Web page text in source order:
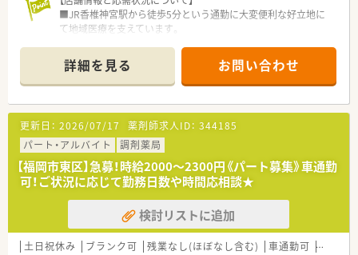
■キャリアアップに意欲的な方は若い方でも管理薬剤師、マネー
ジャー等への登用を積極的に行っています。
す。
■JR香椎神宮駅から徒歩5分という通勤に大変便利な好立地に
て地域医療を支えています。
から50枚ほど応需しています。
■基本は2名体制を維持して業務を行いますが瞬間的に薬剤師1
名体制になる場合もございます。
【募集背景と求める人物像について】
■パート薬剤師の転居に伴う退職が発生したため、欠員を補充す
べく新たな正社員を募集しています。
■調剤の経験をお持ちの方で、17時から18時の時間帯をカバー
できる方を求めています。
■夕方の時間帯に1人薬剤師としての対応が可能な方に、ぜひお
力添えをいただきたいです。
【法人特徴について】
■令和元年に設立された法人であり、福岡市東区において地域に
詳細を見る お問い合わせ
更新日： 2026/07/17 薬剤師求人ID： 344185
パート・アルバイト
調剤薬局
【福岡市東区】急募！時給2000～2300円《パート募集》車通勤
可！ご状況に応じて勤務日数や時間応相談★
検討リストに追加
土日祝休み ブランク可 残業なし(ほぼなし含む) 車通勤可 シフト